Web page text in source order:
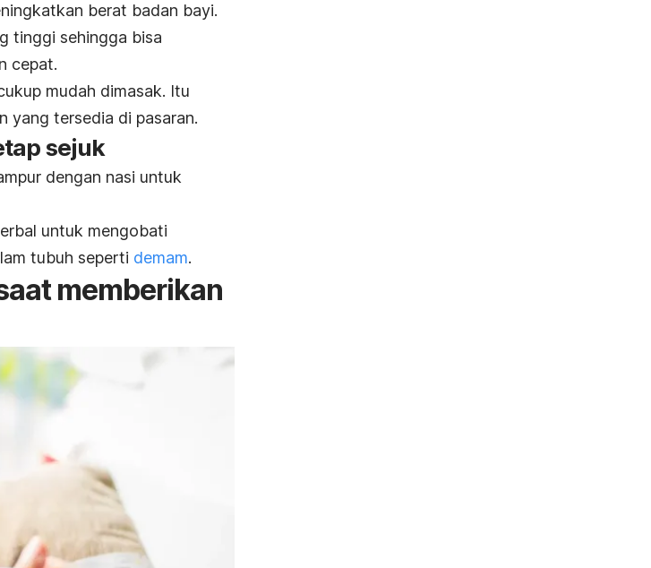
berat badan bayi.
tinggi sehingga bisa
cepat.
mudah dimasak. Itu
yang tersedia di pasaran.
sejuk
dengan nasi untuk
untuk mengobati
tubuh seperti demam.
memberikan